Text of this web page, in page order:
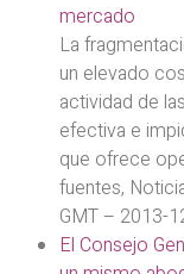
mercado
La
un elevado
actividad de
efectiva e
que ofrece
fuentes,
GMT – 2013-
El Consejo